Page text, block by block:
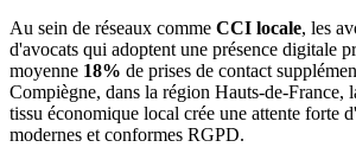
Au sein de réseaux comme CCI locale, les
d'avocats qui adoptent une présence digitale
moyenne 18% de prises de contact
Compiègne, dans la région Hauts-de-France,
tissu économique local crée une attente forte
modernes et conformes RGPD.